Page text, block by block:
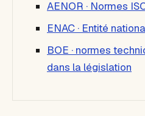
AENOR · Normes
ENAC · Entité
BOE · normes
dans la législation